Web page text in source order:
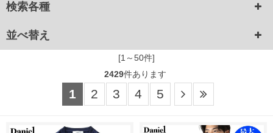
検索各種
並べ替え
[1～50件]
2429件あります
1 2 3 4 5